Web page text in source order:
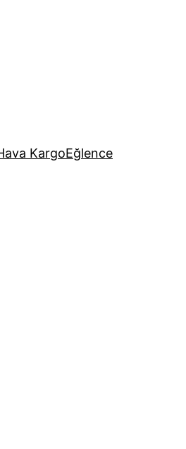
KargoEğlence